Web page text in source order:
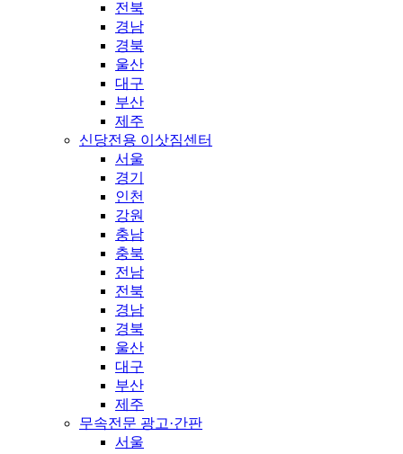
전북
경남
경북
울산
대구
부산
제주
신당전용 이삿짐센터
서울
경기
인천
강원
충남
충북
전남
전북
경남
경북
울산
대구
부산
제주
무속전문 광고·간판
서울